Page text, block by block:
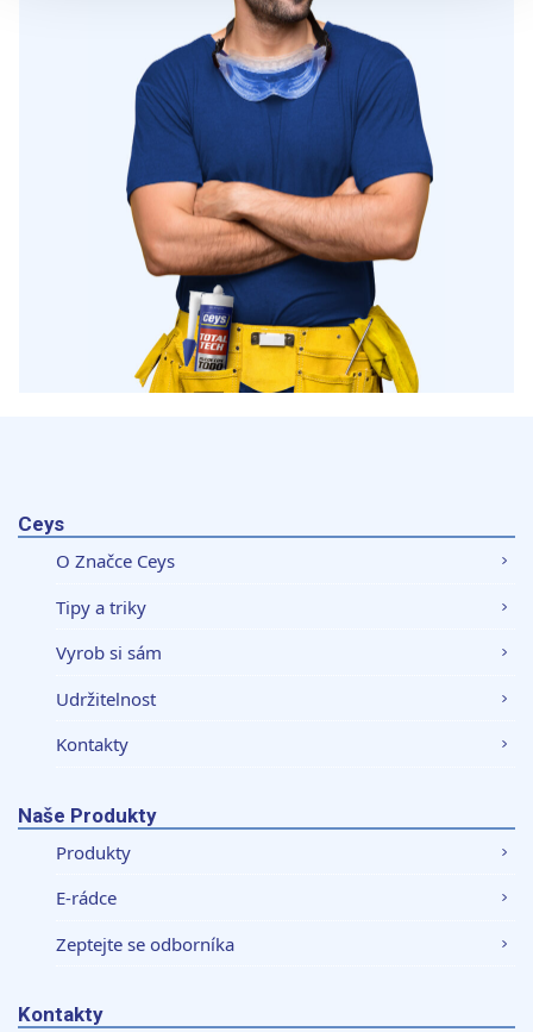
soubory cookie. Informace o tom, jak náš web používáte,
sdílíme se svými partnery pro sociální média, inzerci a
analýzy. Partneři tyto údaje mohou zkombinovat s
dalšími informacemi, které jste jim poskytli nebo které
získali v důsledku toho, že používáte jejich služby.
Ceys
O Značce Ceys
Tipy a triky
Vyrob si sám
Udržitelnost
Kontakty
Naše Produkty
Produkty
E-rádce
Zeptejte se odborníka
Kontakty